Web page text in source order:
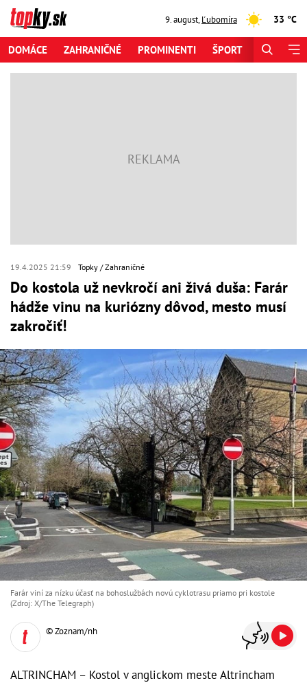
9. august,Ľubomíra 33 °C
DOMÁCE ZAHRANIČNÉ PROMINENTI ŠPORT
19.4.2025 21:59 Topky Zahraničné
Do kostola už nevkročí ani živá duša: Farár
hádže vinu na kuriózny dôvod, mesto musí
zakročiť!
Farár viní za nízku účasť na bohoslužbách novú cyklotrasu priamo pri kostole
(Zdroj: X/The Telegraph)
© Zoznam/nh
ALTRINCHAM – Kostol v anglickom meste Altrincham